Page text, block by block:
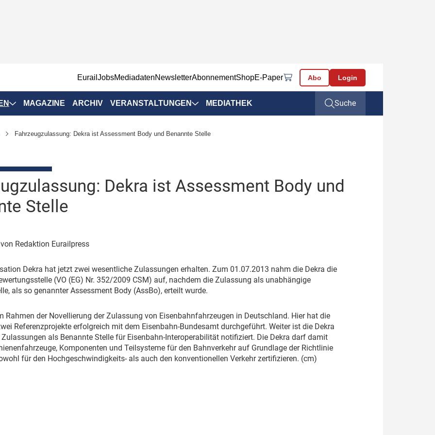
EurailJobsMediadatenNewsletterAbonnementShopE-Paper Abo Login
Positionen
& Märkte
& Ausrüstung
MAGAZINE ARCHIV VERANSTALTUNGEN
Veranstaltungen
IRSA 2025
MEDIATHEK Suche
Fahrzeugzulassung: Dekra ist Assessment Body und Benannte Stelle
Dekra ist Assessment Body und
Stelle
| von Redaktion Eurailpress
Dekra hat jetzt zwei wesentliche Zulassungen erhalten. Zum 01.07.2013 nahm die Dekra die
(VO (EG) Nr. 352/2009 CSM) auf, nachdem die Zulassung als unabhängige
als so genannter Assessment Body (AssBo), erteilt wurde.
Rahmen der Novellierung der Zulassung von Eisenbahnfahrzeugen in Deutschland. Hier hat die
Referenzprojekte erfolgreich mit dem Eisenbahn-Bundesamt durchgeführt. Weiter ist die Dekra
als Benannte Stelle für Eisenbahn-Interoperabilität notifiziert. Die Dekra darf damit
Komponenten und Teilsysteme für den Bahnverkehr auf Grundlage der Richtlinie
für den Hochgeschwindigkeits- als auch den konventionellen Verkehr zertifizieren. (cm)